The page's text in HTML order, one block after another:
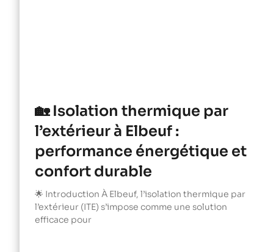
🏡 Isolation thermique par
l’extérieur à Elbeuf :
performance énergétique et
confort durable
🌟 Introduction À Elbeuf, l’isolation thermique par
l’extérieur (ITE) s’impose comme une solution
efficace pour